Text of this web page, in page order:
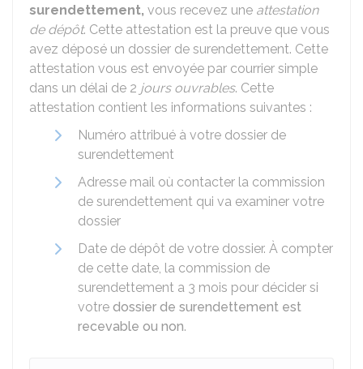
surendettement, vous recevez une attestation
de dépôt. Cette attestation est la preuve que vous
avez déposé un dossier de surendettement. Cette
attestation vous est envoyée par courrier simple
dans un délai de 2 jours ouvrables. Cette
attestation contient les informations suivantes :
Numéro attribué à votre dossier de
surendettement
Adresse mail où contacter la commission
de surendettement qui va examiner votre
dossier
Date de dépôt de votre dossier. À compter
de cette date, la commission de
surendettement a 3 mois pour décider si
votre dossier de surendettement est
recevable ou non.